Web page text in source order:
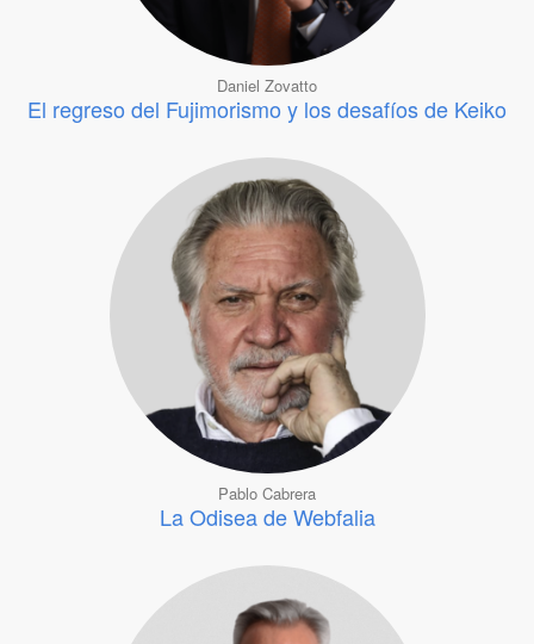
Daniel Zovatto
El regreso del Fujimorismo y los desafíos de Keiko
Pablo Cabrera
La Odisea de Webfalia